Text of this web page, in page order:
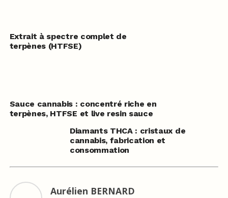
Extrait à spectre complet de
terpènes (HTFSE)
Sauce cannabis : concentré riche en
terpènes, HTFSE et live resin sauce
Diamants THCA : cristaux de
cannabis, fabrication et
consommation
Aurélien BERNARD